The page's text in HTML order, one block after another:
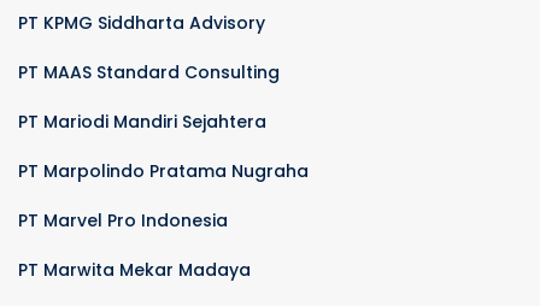
PT KPMG Siddharta Advisory
PT MAAS Standard Consulting
PT Mariodi Mandiri Sejahtera
PT Marpolindo Pratama Nugraha
PT Marvel Pro Indonesia
PT Marwita Mekar Madaya